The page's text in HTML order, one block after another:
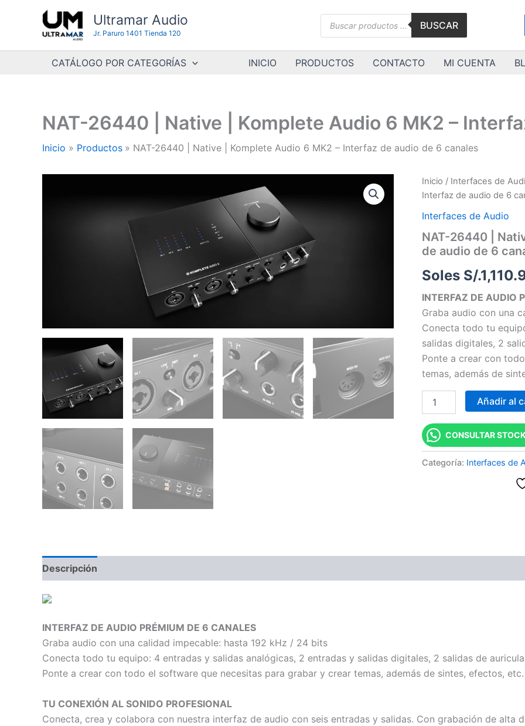
contenido
Ultramar Audio
Jr. Paruro 1401 Tienda 120
Búsqueda
BUSCAR
CATÁLOGO POR CATEGORÍAS INICIO PRODUCTOS CONTACTO MI CUENTA
NAT-26440 | Native | Komplete Audio 6 MK2 –
Inicio Productos NAT-26440 | Native | Komplete Audio 6 MK2 – Interfaz de audio de 6 canales
Inicio / Interfaces de
Interfaz de audio de 6
Interfaces de Audio
NAT-26440 |
de audio de 6
Soles S/.
INTERFAZ DE AUDIO
Graba audio con una
Conecta todo tu
salidas digitales, 2
Ponte a crear con
temas, además de
NAT-
26440
Native
Komplete
Audio
MK2
Interfaz
de
de
6
canales
Añadir al
CONSULTAR
Categoría: Interfaces de
Descripción
INTERFAZ DE AUDIO PRÉMIUM DE 6 CANALES
Graba audio con una calidad impecable: hasta 192 kHz / 24 bits
Conecta todo tu equipo: 4 entradas y salidas analógicas, 2 entradas y salidas digitales, 2 salidas de
Ponte a crear con todo el software que necesitas para grabar y crear temas, además de sintes, efectos, etc.
TU CONEXIÓN AL SONIDO PROFESIONAL
Conecta, crea y colabora con nuestra interfaz de audio con seis entradas y salidas. Con grabación de alta